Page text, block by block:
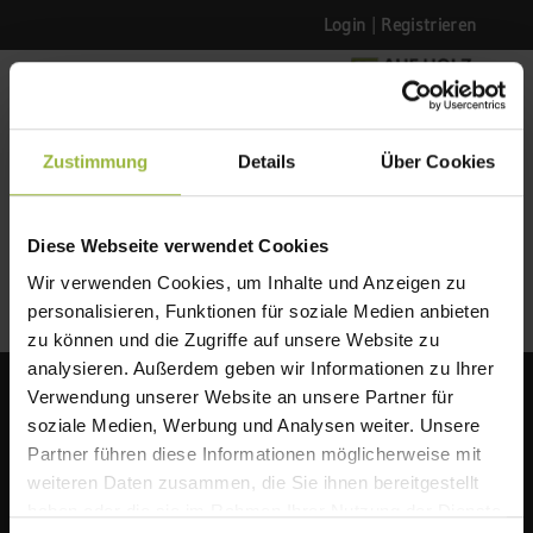
Zustimmung Details Über Cookies
Diese Webseite verwendet Cookies
Wir verwenden Cookies, um Inhalte und Anzeigen zu
personalisieren, Funktionen für soziale Medien anbieten
zu können und die Zugriffe auf unsere Website zu
analysieren. Außerdem geben wir Informationen zu Ihrer
Verwendung unserer Website an unsere Partner für
soziale Medien, Werbung und Analysen weiter. Unsere
Partner führen diese Informationen möglicherweise mit
weiteren Daten zusammen, die Sie ihnen bereitgestellt
Login Registrieren